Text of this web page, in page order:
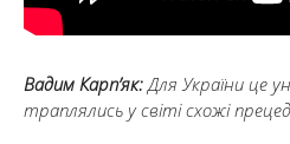
Вадим Карп’як:Для України це
траплялись у світі схожі